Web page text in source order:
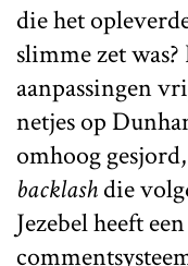
die het
slimme zet
aanpassingen
netjes op
omhoog
backlashdie
Jezebel heeft